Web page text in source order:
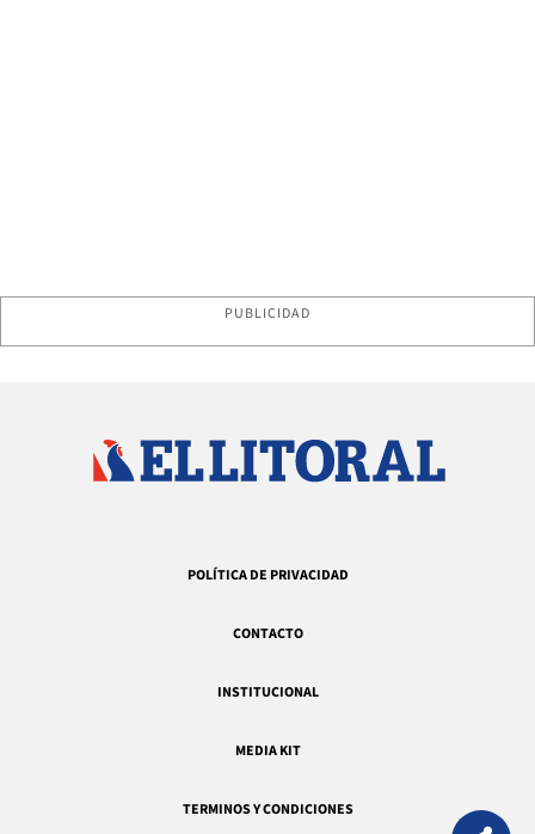
PUBLICIDAD
POLÍTICA DE PRIVACIDAD
CONTACTO
INSTITUCIONAL
MEDIA KIT
TERMINOS Y CONDICIONES